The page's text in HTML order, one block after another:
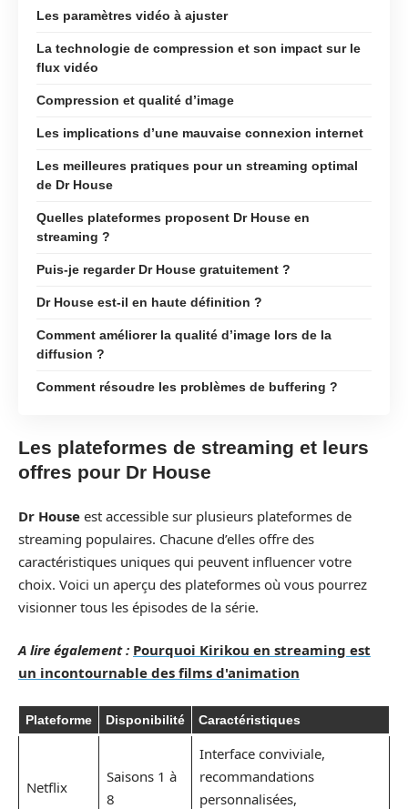
Les paramètres vidéo à ajuster
La technologie de compression et son impact sur le
flux vidéo
Compression et qualité d’image
Les implications d’une mauvaise connexion internet
Les meilleures pratiques pour un streaming optimal
de Dr House
Quelles plateformes proposent Dr House en
streaming ?
Puis-je regarder Dr House gratuitement ?
Dr House est-il en haute définition ?
Comment améliorer la qualité d’image lors de la
diffusion ?
Comment résoudre les problèmes de buffering ?
Les plateformes de streaming et leurs
offres pour Dr House
Dr House est accessible sur plusieurs plateformes de
streaming populaires. Chacune d’elles offre des
caractéristiques uniques qui peuvent influencer votre
choix. Voici un aperçu des plateformes où vous pourrez
visionner tous les épisodes de la série.
A lire également : Pourquoi Kirikou en streaming est
un incontournable des films d'animation
Plateforme Disponibilité Caractéristiques
Netflix
Saisons 1 à
8
Interface conviviale,
recommandations
personnalisées,